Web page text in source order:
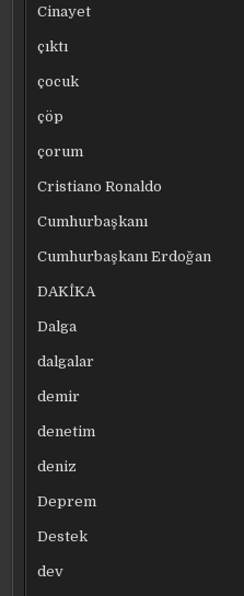
Cinayet
çıktı
çocuk
çöp
çorum
Cristiano Ronaldo
Cumhurbaşkanı
Cumhurbaşkanı Erdoğan
DAKİKA
Dalga
dalgalar
demir
denetim
deniz
Deprem
Destek
dev